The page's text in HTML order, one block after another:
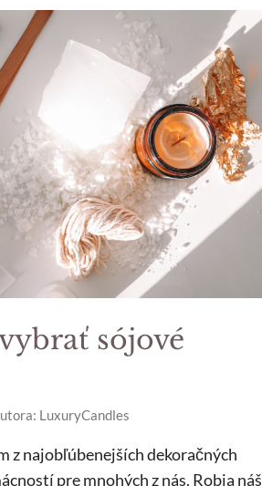
sójové
LuxuryCandles
z najobľúbenejších dekoračných
pre mnohých z nás. Robia náš